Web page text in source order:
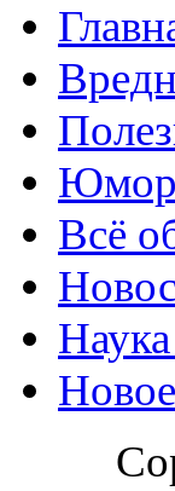
Юмор
Всё
Новое